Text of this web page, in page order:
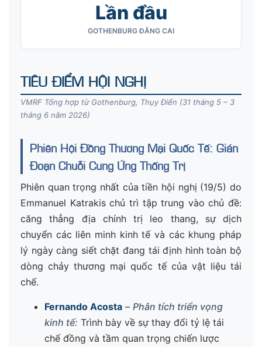
Lần đầu
GOTHENBURG ĐĂNG CAI
TIÊU ĐIỂM HỘI NGHỊ
VMRF Tổng hợp từ Gothenburg, Thụy Điển (31 tháng 5 – 3
tháng 6 năm 2026)
Phiên Hội Đồng Thương Mại Quốc Tế: Gián
Đoạn Chuỗi Cung Ứng Thống Trị
Phiên quan trọng nhất của tiền hội nghị (19/5) do
Emmanuel Katrakis chủ trì tập trung vào chủ đề:
căng thẳng địa chính trị leo thang, sự dịch
chuyển các liên minh kinh tế và các khung pháp
lý ngày càng siết chặt đang tái định hình toàn bộ
dòng chảy thương mại quốc tế của vật liệu tái
chế.
Fernando Acosta– Phân tích triển vọng
kinh tế: Trình bày về sự thay đổi tỷ lệ tái
chế đồng và tầm quan trọng chiến lược